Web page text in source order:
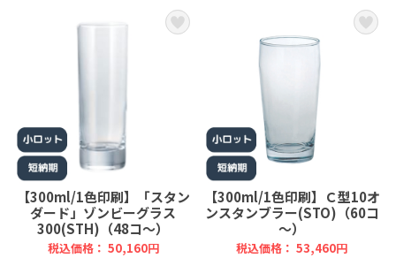
【300ml/1色印刷】「スタン
ダード」ゾンビーグラス
300(STH)（48コ～）
税込価格： 50,160円
【300ml/1色印刷】Ｃ型10オ
ンスタンブラー(STO)（60コ
～）
税込価格： 53,460円